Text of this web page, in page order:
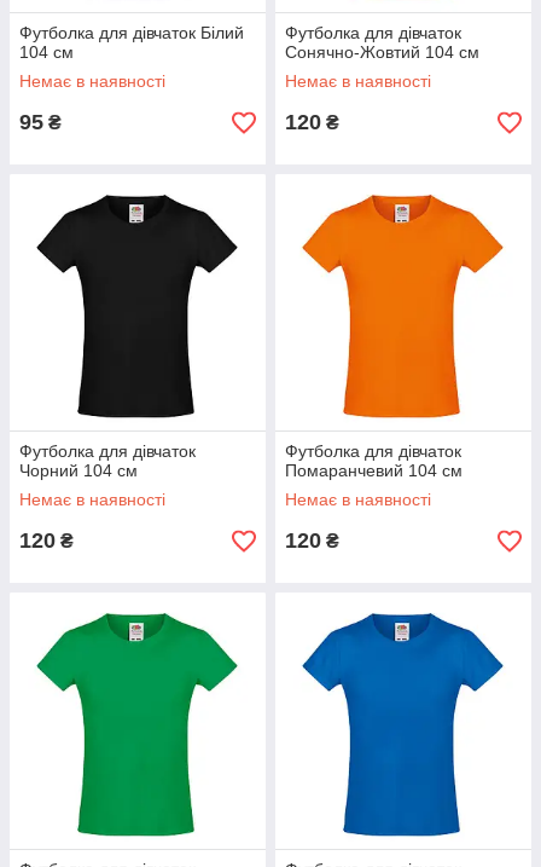
Футболка для дівчаток Білий
104 см
Немає в наявності
95 ₴
Футболка для дівчаток
Сонячно-Жовтий 104 см
Немає в наявності
120 ₴
Футболка для дівчаток
Чорний 104 см
Немає в наявності
120 ₴
Футболка для дівчаток
Помаранчевий 104 см
Немає в наявності
120 ₴